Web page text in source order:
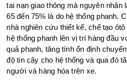
tai nạn giao thông mà nguyên
65 đến 75% là do hệ thống phanh.
nhà nghiên cứu thiết kế, chế tạo
hệ thống phanh lên vị trí hàng đầu
quả phanh, tăng tính ổn định
độ tin cậy cho hệ thống và qua đó
người và hàng hóa trên xe.